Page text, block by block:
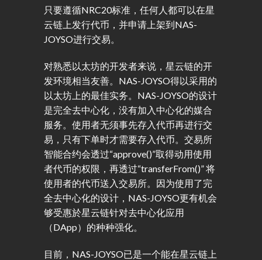
只要遵循NRC20标准，任何人都可以在星
云链上发行代币，并申请上架到NAS-
JOYSO进行交易。
对熟悉以太坊的开发者来说，星云链的开
发环境相当友善。NAS-JOYSO得以采用的
以太坊上的最佳实务。NAS-JOYSO的设计
是完全去中心化，没有加入中心化的媒合
服务。使用者无须事先存入代币再进行交
易，只有下单时才需要存入代币。交易所
智能合约会透过“approve()”取得动用使用
者代币的权限，再透过“transferFrom()” 将
使用者的代币送入交易所。因为使用了完
全去中心化的设计，NAS-JOYSO更有机会
够受惠於星云链针对去中心化应用
（DApp）的种种强化。
目前，NAS-JOYSO已是一个能在星云链上